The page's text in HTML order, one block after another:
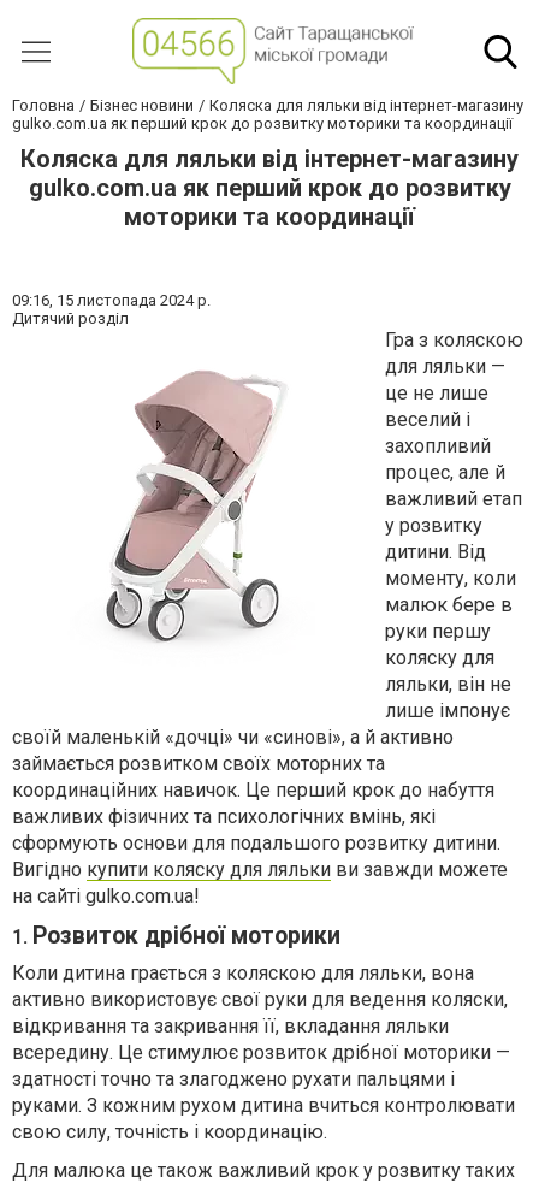
Головна Бізнес новини
Коляска для ляльки від інтернет-магазину
gulko.com.ua як перший крок до розвитку моторики та координації
Коляска для ляльки від інтернет-магазину
gulko.com.ua як перший крок до розвитку
моторики та координації
09:16, 15 листопада 2024 р.
Дитячий розділ
Гра з коляскою
для ляльки —
це не лише
веселий і
захопливий
процес, але й
важливий етап
у розвитку
дитини. Від
моменту, коли
малюк бере в
руки першу
коляску для
ляльки, він не
лише імпонує
своїй маленькій «дочці» чи «синові», а й активно
займається розвитком своїх моторних та
координаційних навичок. Це перший крок до набуття
важливих фізичних та психологічних вмінь, які
сформують основи для подальшого розвитку дитини.
Вигідно купити коляску для ляльки ви завжди можете
на сайті gulko.com.ua!
1. Розвиток дрібної моторики
Коли дитина грається з коляскою для ляльки, вона
активно використовує свої руки для ведення коляски,
відкривання та закривання її, вкладання ляльки
всередину. Це стимулює розвиток дрібної моторики —
здатності точно та злагоджено рухати пальцями і
руками. З кожним рухом дитина вчиться контролювати
свою силу, точність і координацію.
Для малюка це також важливий крок у розвитку таких